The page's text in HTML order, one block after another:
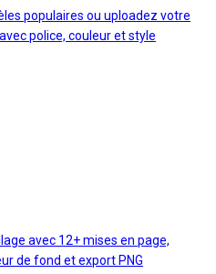
populaires ou uploadez votre
police, couleur et style
avec 12+ mises en page,
de fond et export PNG